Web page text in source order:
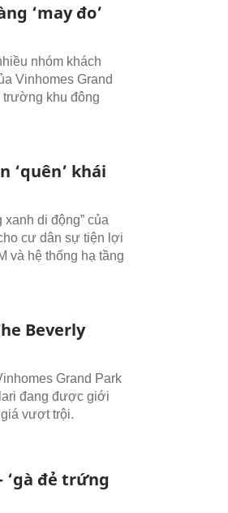
‘may đo’
nhóm khách
Vinhomes Grand
trường khu đông
‘quên’ khái
di động” của
cư dân sự tiện lợi
và hệ thống hạ tầng
Beverly
Grand Park
đang được giới
vượt trội.
‘gà đẻ trứng